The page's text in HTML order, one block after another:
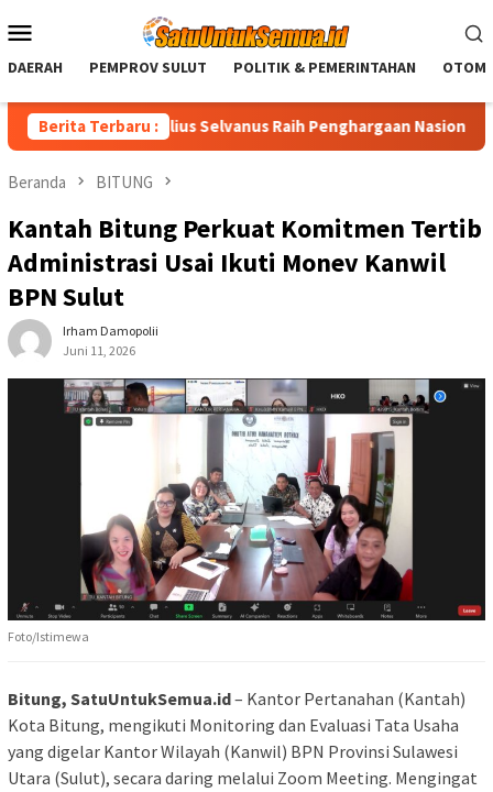
ke
Mobile
DAERAH PEMPROV SULUT POLITIK & PEMERINTAHAN
Berita Terbaru :
Sulut Yulius Selvanus Raih Penghargaan Nasional LPM RI
Beranda BITUNG
Kantah Bitung Perkuat Komitmen Tertib
Administrasi Usai Ikuti Monev Kanwil
BPN Sulut
Irham Damopolii
Juni 11, 2026
Foto/Istimewa
Bitung, SatuUntukSemua.id– Kantor Pertanahan (Kantah)
Kota Bitung, mengikuti Monitoring dan Evaluasi Tata Usaha
yang digelar Kantor Wilayah (Kanwil) BPN Provinsi Sulawesi
Utara (Sulut), secara daring melalui Zoom Meeting. Mengingat